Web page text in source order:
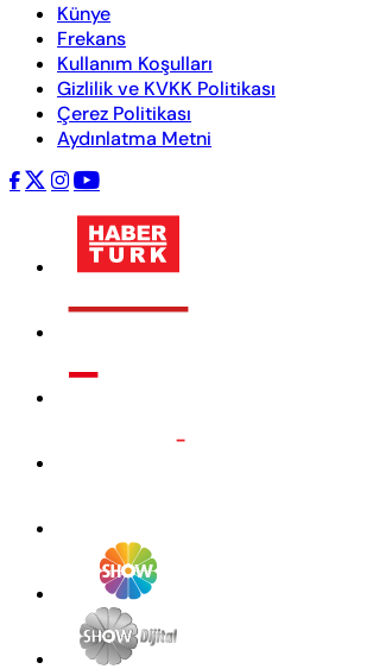
Künye
Frekans
Kullanım Koşulları
Gizlilik ve KVKK Politikası
Çerez Politikası
Aydınlatma Metni